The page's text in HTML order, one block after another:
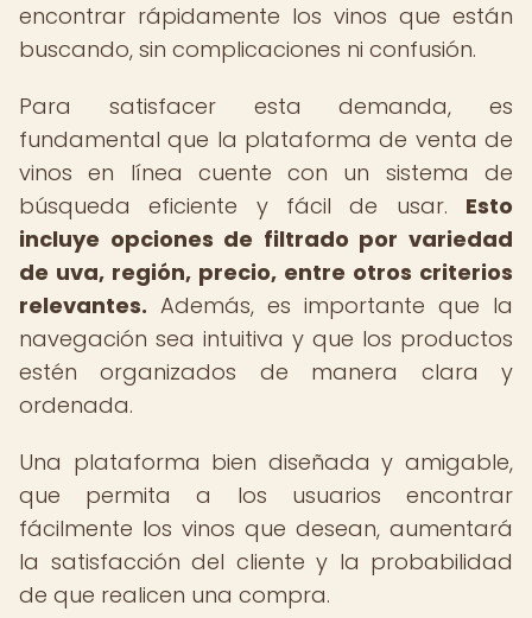
encontrar rápidamente los vinos que están
buscando, sin complicaciones ni confusión.
Para satisfacer esta demanda, es
fundamental que la plataforma de venta de
vinos en línea cuente con un sistema de
búsqueda eficiente y fácil de usar. Esto
incluye opciones de filtrado por variedad
de uva, región, precio, entre otros criterios
relevantes. Además, es importante que la
navegación sea intuitiva y que los productos
estén organizados de manera clara y
ordenada.
Una plataforma bien diseñada y amigable,
que permita a los usuarios encontrar
fácilmente los vinos que desean, aumentará
la satisfacción del cliente y la probabilidad
de que realicen una compra.